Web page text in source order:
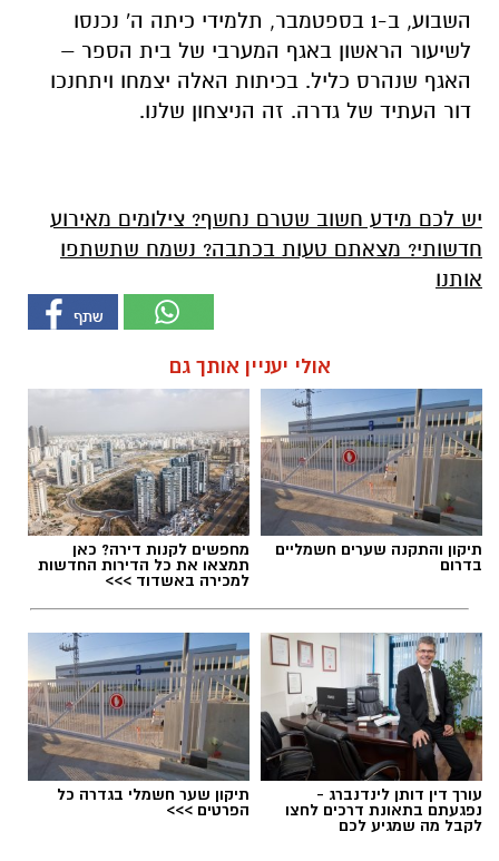
השבוע, ב-1 בספטמבר, תלמידי כיתה ה' נכנסו
לשיעור הראשון באגף המערבי של בית הספר –
האגף שנהרס כליל. בכיתות האלה יצמחו ויתחנכו
דור העתיד של גדרה. זה הניצחון שלנו.
יש לכם מידע חשוב שטרם נחשף? צילומים מאירוע
חדשותי? מצאתם טעות בכתבה? נשמח שתשתפו
אותנו
אולי יעניין אותך גם
תיקון והתקנה שערים חשמליים
בדרום
מחפשים לקנות דירה? כאן
תמצאו את כל הדירות החדשות
למכירה באשדוד >>>
עורך דין דותן לינדנברג -
נפגעתם בתאונת דרכים לחצו
לקבל מה שמגיע לכם
תיקון שער חשמלי בגדרה כל
הפרטים >>>